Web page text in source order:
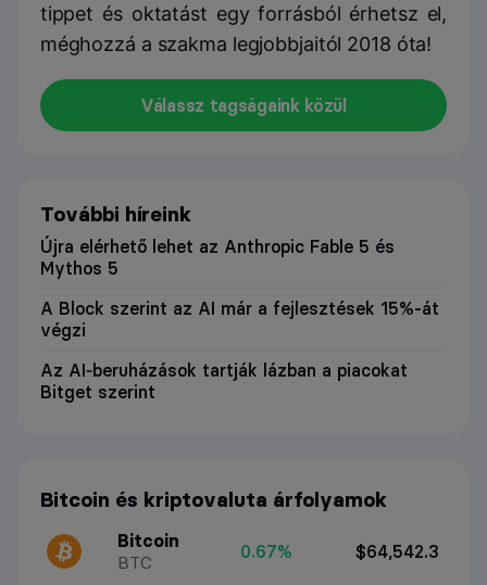
tippet és oktatást egy forrásból érhetsz el,
méghozzá a szakma legjobbjaitól 2018 óta!
Válassz tagságaink közül
További híreink
Újra elérhető lehet az Anthropic Fable 5 és
Mythos 5
A Block szerint az AI már a fejlesztések 15%-át
végzi
Az AI‑beruházások tartják lázban a piacokat
Bitget szerint
Bitcoin és kriptovaluta árfolyamok
Bitcoin
BTC
0.67% $64,542.3